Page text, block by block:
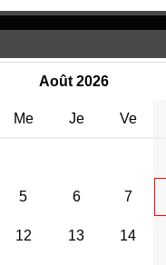
Août 2026
Me Je Ve
5 6 7
12 13 14